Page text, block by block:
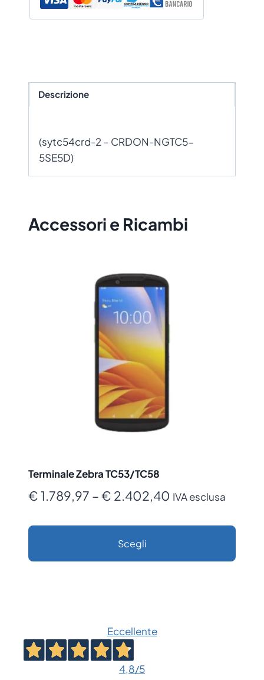
Descrizione
(sytc54crd-2 – CRDON-NGTC5-
5SE5D)
Accessori e Ricambi
Terminale Zebra TC53/TC58
€ 1.789,97 –€ 2.402,40 Fascia
IVA esclusa
Scegli
Le
opzioni
Eccellente
4,8/5